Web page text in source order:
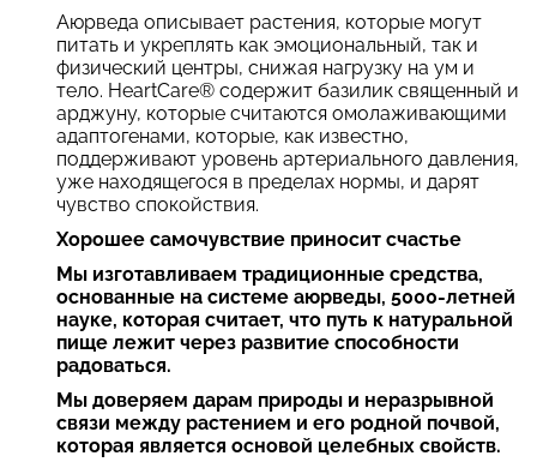
Аюрведа описывает растения, которые могут
питать и укреплять как эмоциональный, так и
физический центры, снижая нагрузку на ум и
тело. HeartCare® содержит базилик священный и
арджуну, которые считаются омолаживающими
адаптогенами, которые, как известно,
поддерживают уровень артериального давления,
уже находящегося в пределах нормы, и дарят
чувство спокойствия.
Хорошее самочувствие приносит счастье
Мы изготавливаем традиционные средства,
основанные на системе аюрведы, 5000-летней
науке, которая считает, что путь к натуральной
пище лежит через развитие способности
радоваться.
Мы доверяем дарам природы и неразрывной
связи между растением и его родной почвой,
которая является основой целебных свойств.